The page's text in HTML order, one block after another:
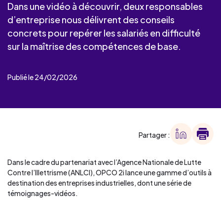
Dans une vidéo à découvrir, deux responsables
d’entreprise nous délivrent des conseils
concrets pour repérer les salariés en difficulté
sur la maîtrise des compétences de base.
Publié le 24/02/2026
Partager :
Dans le cadre du partenariat avec l’Agence Nationale de Lutte
Contre l’Illettrisme (ANLCI), OPCO 2i lance une gamme d’outils à
destination des entreprises industrielles, dont une série de
témoignages-vidéos.